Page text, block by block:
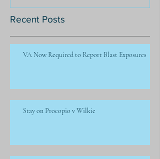
Recent Posts
VA Now Required to Report Blast Exposures
Stay on Procopio v Wilkie